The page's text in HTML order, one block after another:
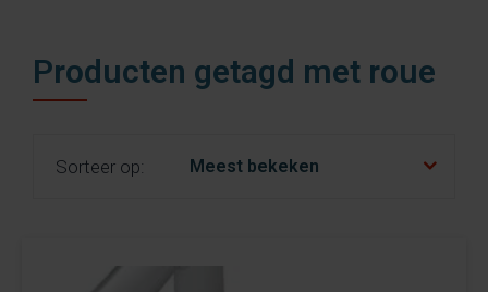
Blogs
Contact
Producten getagd met roue
Sorteer op: